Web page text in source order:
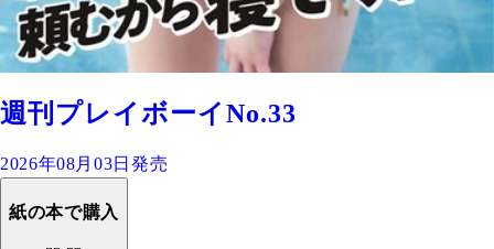
週刊プレイボーイNo.33
2026年08月03日発売
紙の本で購入